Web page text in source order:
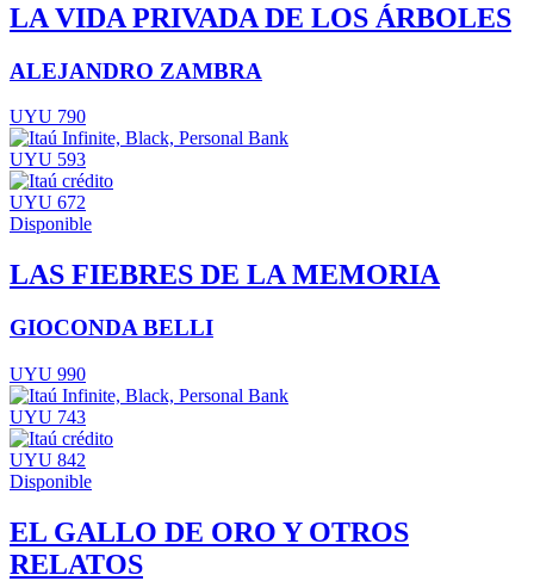
LA VIDA PRIVADA DE LOS ÁRBOLES
ALEJANDRO ZAMBRA
UYU 790
UYU 593
UYU 672
Disponible
LAS FIEBRES DE LA MEMORIA
GIOCONDA BELLI
UYU 990
UYU 743
UYU 842
Disponible
EL GALLO DE ORO Y OTROS
RELATOS